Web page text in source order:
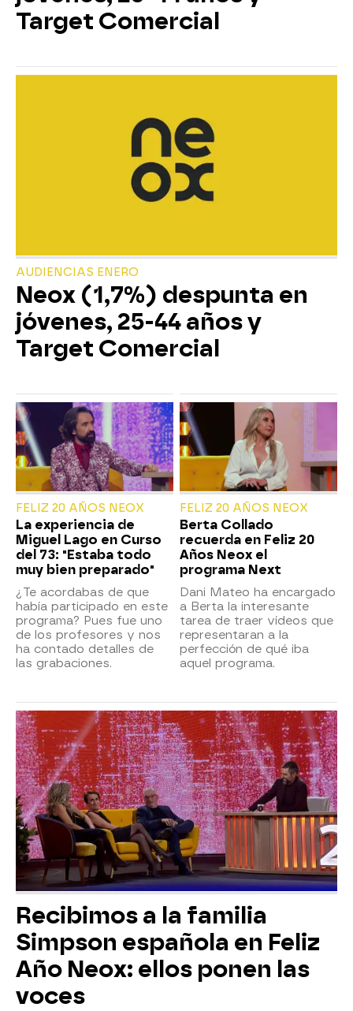
Target Comercial
AUDIENCIAS ENERO
Neox (1,7%) despunta en
jóvenes, 25-44 años y
Target Comercial
FELIZ 20 AÑOS NEOX
La experiencia de
Miguel Lago en Curso
del 73: "Estaba todo
muy bien preparado"
¿Te acordabas de que
había participado en este
programa? Pues fue uno
de los profesores y nos
ha contado detalles de
las grabaciones.
FELIZ 20 AÑOS NEOX
Berta Collado
recuerda en Feliz 20
Años Neox el
programa Next
Dani Mateo ha encargado
a Berta la interesante
tarea de traer vídeos que
representaran a la
perfección de qué iba
aquel programa.
Recibimos a la familia
Simpson española en Feliz
Año Neox: ellos ponen las
voces